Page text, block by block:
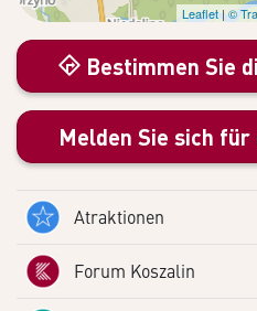
Leaflet |©
Bestimmen Sie
Melden Sie sich für
Atraktionen
Forum Koszalin